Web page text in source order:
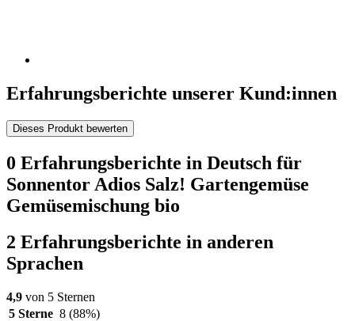
Erfahrungsberichte unserer Kund:innen
Dieses Produkt bewerten
0 Erfahrungsberichte in Deutsch für
Sonnentor Adios Salz! Gartengemüse
Gemüsemischung bio
2 Erfahrungsberichte in anderen
Sprachen
4,9 von 5 Sternen
5 Sterne 8 (88%)